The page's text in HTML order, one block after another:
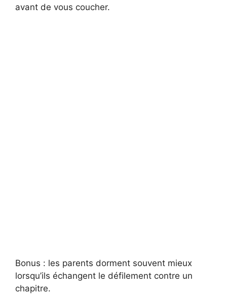
avant de vous coucher.
Bonus : les parents dorment souvent mieux
lorsqu’ils échangent le défilement contre un
chapitre.